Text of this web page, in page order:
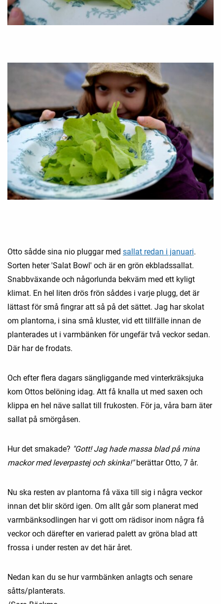
Otto sådde sina nio pluggar med sallat redan i januari.
Sorten heter 'Salat Bowl' och är en grön ekbladssallat.
Snabbväxande och någorlunda bekväm med ett kyligt
klimat. En hel liten drös frön såddes i varje plugg, det är
lättast för små fingrar att så på det sättet. Jag har skolat
om plantorna, i sina små kluster, vid ett tillfälle innan de
planterades ut i varmbänken för ungefär två veckor sedan.
Där har de frodats.
Och efter flera dagars sängliggande med vinterkräksjuka
kom Ottos belöning idag. Att få knalla ut med saxen och
klippa en hel näve sallat till frukosten. För ja, våra barn äter
sallat på smörgåsen.
Hur det smakade? "Gott! Jag hade massa blad på mina
mackor med leverpastej och skinka!"berättar Otto, 7 år.
Nu ska resten av plantorna få växa till sig i några veckor
innan det blir skörd igen. Om allt går som planerat med
varmbänksodlingen har vi gott om rädisor inom några få
veckor och därefter en varierad palett av gröna blad att
frossa i under resten av det här året.
Nedan kan du se hur varmbänken anlagts och senare
såtts/planterats.